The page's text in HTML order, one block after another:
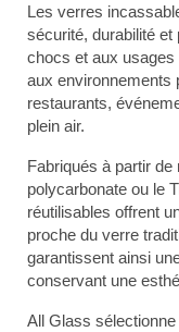
Les verres
sécurité, durabilité
chocs et aux usages
aux environnements
restaurants,
plein air.
Fabriqués à partir de
polycarbonate ou le
réutilisables offrent
proche du verre
garantissent ainsi
conservant une
All Glass sélectionne